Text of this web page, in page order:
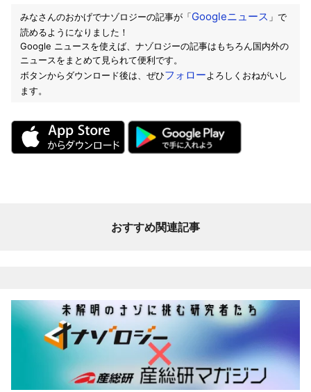
みなさんのおかげでナゾロジーの記事が「Googleニュース 」で
読めるようになりました！
Google ニュースを使えば、ナゾロジーの記事はもちろん国内外の
ニュースをまとめて見られて便利です。
ボタンからダウンロード後は、ぜひフォローよろしくおねがいし
ます。
おすすめ関連記事